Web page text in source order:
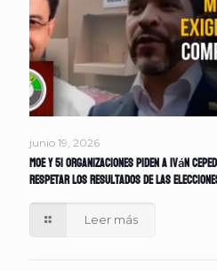
junio 19, 2026
MOE y 51 organizaciones piden a Iván
respetar los resultados de las
Leer más